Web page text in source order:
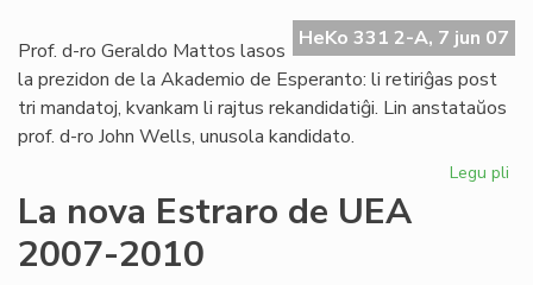
HeKo 331 2-A, 7 jun 07
Prof. d-ro Geraldo Mattos lasos
la prezidon de la Akademio de Esperanto: li retiriĝas post
tri mandatoj, kvankam li rajtus rekandidatiĝi. Lin anstataŭos
prof. d-ro John Wells, unusola kandidato.
Legu pli
La nova Estraro de UEA
2007-2010